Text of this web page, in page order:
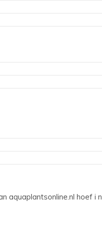
aquaplantsonline.nl hoef i